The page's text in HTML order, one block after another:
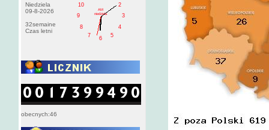
Niedziela
09-8-2026
32semaine
Czas letni
2
3
4
5
6
7
8
9
10
AM
niedziela
obecnych:46